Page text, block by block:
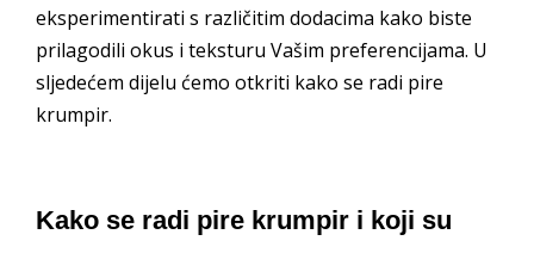
eksperimentirati s različitim dodacima kako biste
prilagodili okus i teksturu Vašim preferencijama. U
sljedećem dijelu ćemo otkriti kako se radi pire
krumpir.
Kako se radi pire krumpir i koji su